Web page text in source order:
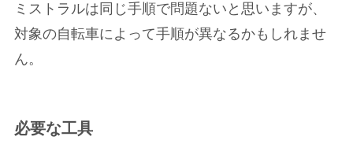
ミストラルは同じ手順で問題ないと思いますが、
対象の自転車によって手順が異なるかもしれませ
ん。
必要な工具